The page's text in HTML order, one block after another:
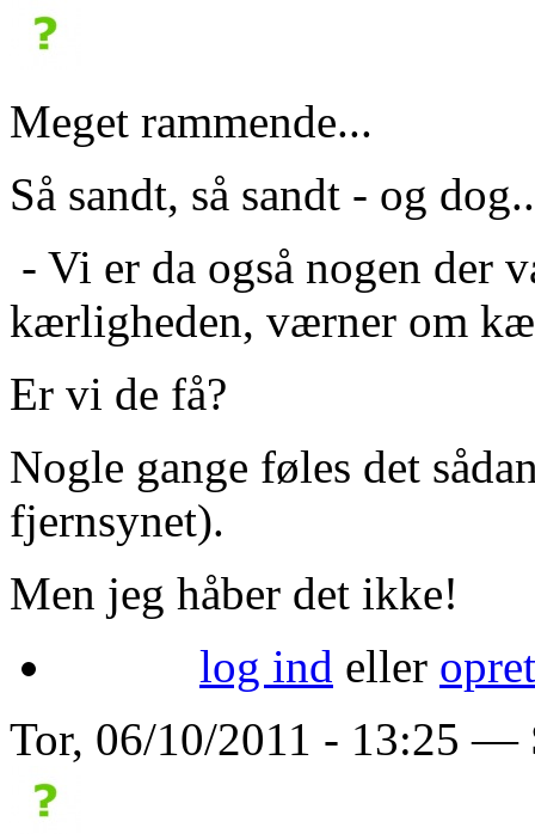
Meget rammende...
Så sandt, så sandt - og
- Vi er da også nogen der
kærligheden, værner om
Er vi de få?
Nogle gange føles det
fjernsynet).
Men jeg håber det ikke!
log ind eller
Tor, 06/10/2011 - 13:25 —